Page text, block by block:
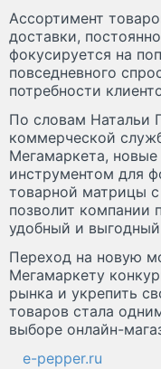
Ассортимент
доставки,
фокусируется на
повседневного
потребности
По словам Натальи
коммерческой
Мегамаркета,
инструментом для
товарной матрицы
позволит компании
удобный и
Переход на новую
Мегамаркету
рынка и укрепить
товаров стала
выборе онлайн-
e-pepper.ru